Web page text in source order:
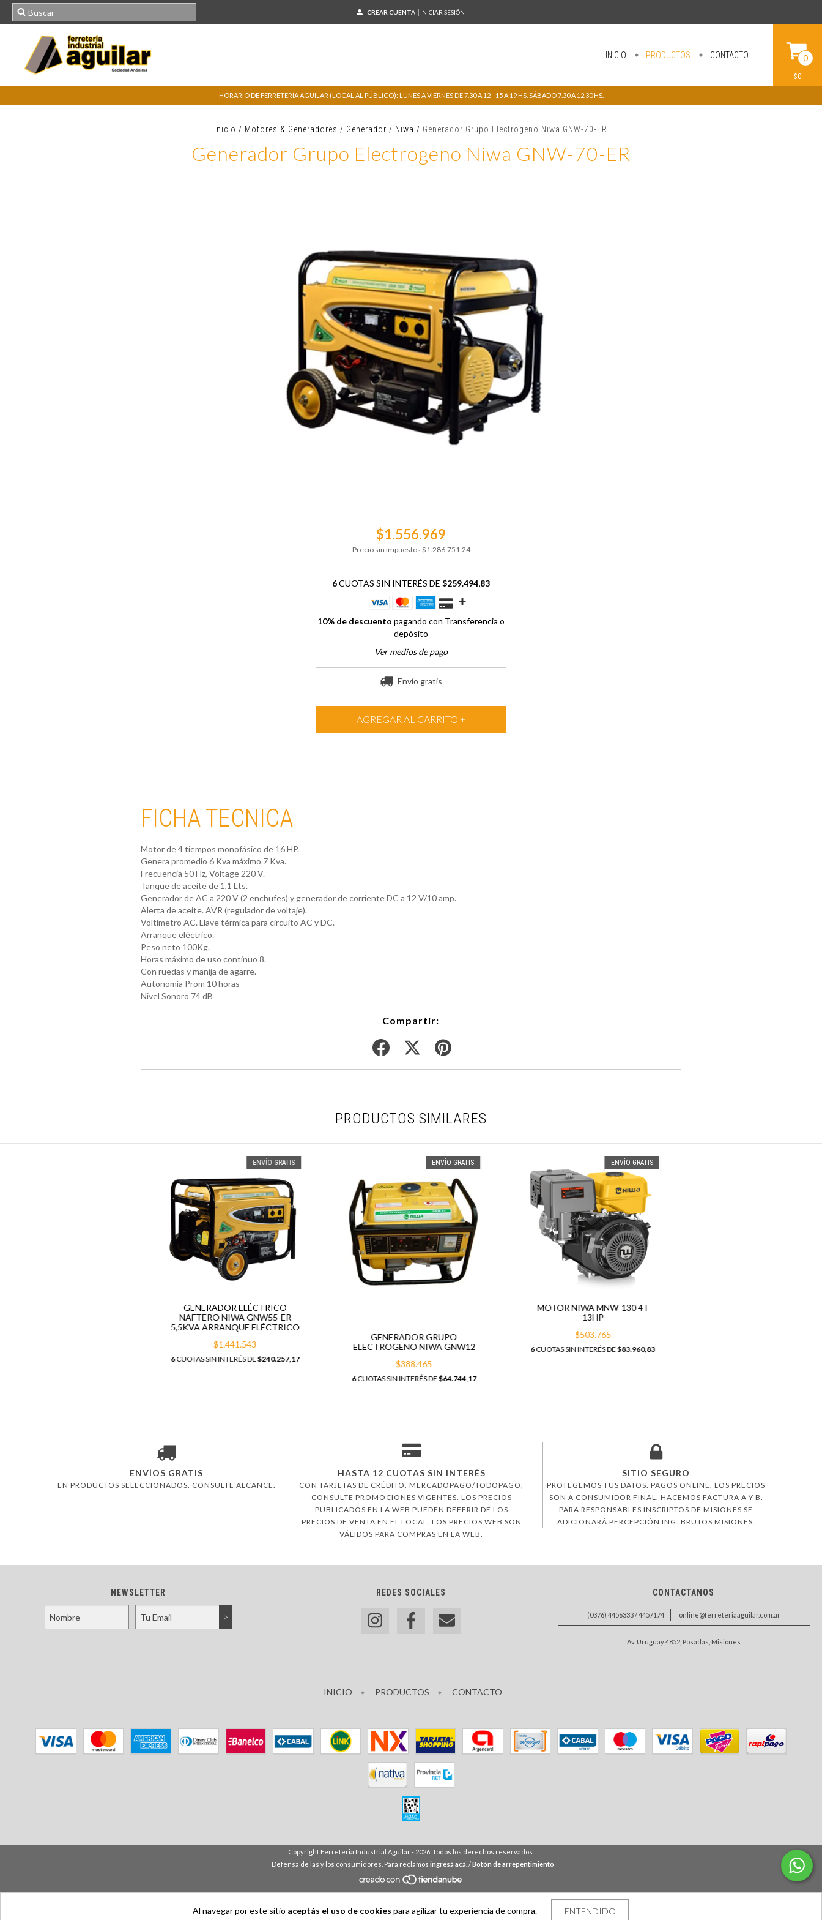
CREAR CUENTA INICIAR SESIÓN
Al navegar por este sitio aceptás el uso de cookies para agilizar tu experiencia de compra. ENTENDIDO
INICIO PRODUCTOS CONTACTO 0
$0
HORARIO DE FERRETERÍA AGUILAR (LOCAL AL PÚBLICO): LUNES A VIERNES DE 7.30 A 12 - 15 A 19 HS. SÁBADO 7.30 A 12.30 HS.
Inicio / Motores & Generadores / Generador / Niwa / Generador Grupo Electrogeno Niwa GNW-70-ER
Generador Grupo Electrogeno Niwa GNW-70-ER
$1.556.969
Precio sin impuestos $1.286.751,24
6CUOTAS SIN INTERÉS DE $259.494,83
10% de descuento pagando con Transferencia o
depósito
Ver medios de pago
Envío gratis
FICHA TECNICA
Motor de 4 tiempos monofásico de 16 HP.
Genera promedio 6 Kva máximo 7 Kva.
Frecuencia 50 Hz, Voltage 220 V.
Tanque de aceite de 1,1 Lts.
Generador de AC a 220 V (2 enchufes) y generador de corriente DC a 12 V/10 amp.
Alerta de aceite. AVR (regulador de voltaje).
Voltímetro AC. Llave térmica para circuito AC y DC.
Arranque eléctrico.
Peso neto 100Kg.
Horas máximo de uso continuo 8.
Con ruedas y manija de agarre.
Autonomía Prom 10 horas
Nivel Sonoro 74 dB
Compartir:
PRODUCTOS SIMILARES
ENVÍO GRATIS
GENERADOR ELÉCTRICO
NAFTERO NIWA GNW55-ER
5,5KVA ARRANQUE ELÉCTRICO
$1.441.543
6CUOTAS SIN INTERÉS DE$240.257,17
ENVÍO GRATIS
GENERADOR GRUPO
ELECTROGENO NIWA GNW12
$388.465
6CUOTAS SIN INTERÉS DE$64.744,17
ENVÍO GRATIS
MOTOR NIWA MNW-130 4T
13HP
$503.765
6CUOTAS SIN INTERÉS DE$83.960,83
ENVÍOS GRATIS
EN PRODUCTOS SELECCIONADOS. CONSULTE ALCANCE.
HASTA 12 CUOTAS SIN INTERÉS
CON TARJETAS DE CRÉDITO. MERCADOPAGO/TODOPAGO,
CONSULTE PROMOCIONES VIGENTES. LOS PRECIOS
PUBLICADOS EN LA WEB PUEDEN DEFERIR DE LOS
PRECIOS DE VENTA EN EL LOCAL. LOS PRECIOS WEB SON
VÁLIDOS PARA COMPRAS EN LA WEB.
SITIO SEGURO
PROTEGEMOS TUS DATOS. PAGOS ONLINE. LOS PRECIOS
SON A CONSUMIDOR FINAL. HACEMOS FACTURA A Y B.
PARA RESPONSABLES INSCRIPTOS DE MISIONES SE
ADICIONARÁ PERCEPCIÓN ING. BRUTOS MISIONES.
NEWSLETTER REDES SOCIALES CONTACTANOS
(0376) 4456333 / 4457174 online@ferreteriaaguilar.com.ar
Av. Uruguay 4852, Posadas, Misiones
INICIO PRODUCTOS CONTACTO
Copyright Ferreteria Industrial Aguilar - 2026. Todos los derechos reservados.
Defensa de las y los consumidores. Para reclamos ingresá acá./Botón de arrepentimiento